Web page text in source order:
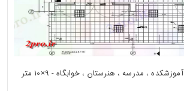
دانلود نقشه دانشگاه ، آموزشکده ، مدرسه ، هنرستان ، خوابگاه - 9×10 متر